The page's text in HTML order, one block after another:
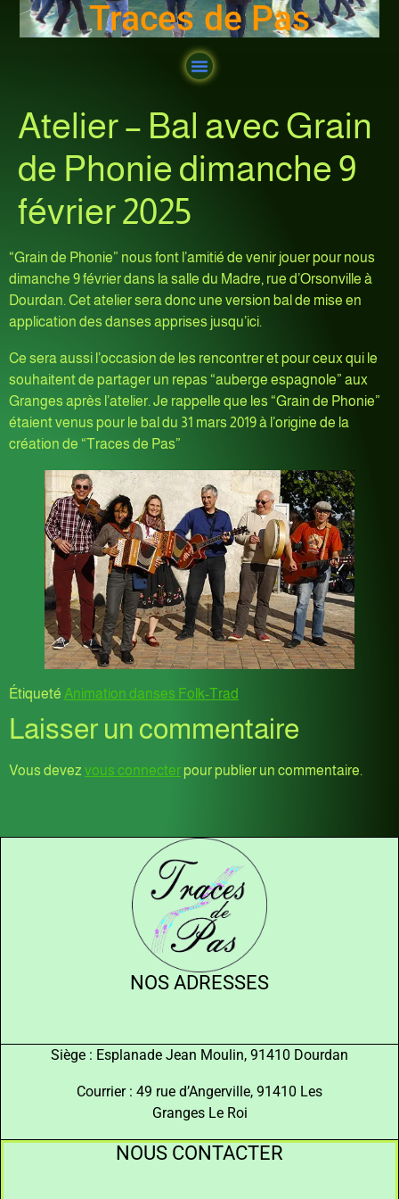
Traces de Pas
Atelier – Bal avec Grain
de Phonie dimanche 9
février 2025
“Grain de Phonie” nous font l’amitié de venir jouer pour nous
dimanche 9 février dans la salle du Madre, rue d’Orsonville à
Dourdan. Cet atelier sera donc une version bal de mise en
application des danses apprises jusqu’ici.
Ce sera aussi l’occasion de les rencontrer et pour ceux qui le
souhaitent de partager un repas “auberge espagnole” aux
Granges après l’atelier. Je rappelle que les “Grain de Phonie”
étaient venus pour le bal du 31 mars 2019 à l’origine de la
création de “Traces de Pas”
Étiqueté Animation danses Folk-Trad
Laisser un commentaire
Vous devez vous connecter pour publier un commentaire.
NOS ADRESSES
Siège : Esplanade Jean Moulin, 91410 Dourdan
Courrier : 49 rue d’Angerville, 91410 Les
Granges Le Roi
NOUS CONTACTER